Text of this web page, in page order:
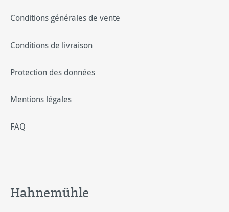
Conditions générales de vente
Conditions de livraison
Protection des données
Mentions légales
FAQ
Hahnemühle